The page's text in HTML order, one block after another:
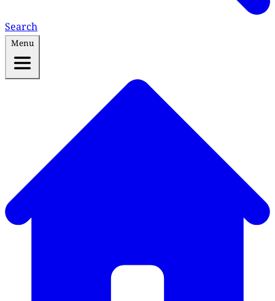
Search
Menu